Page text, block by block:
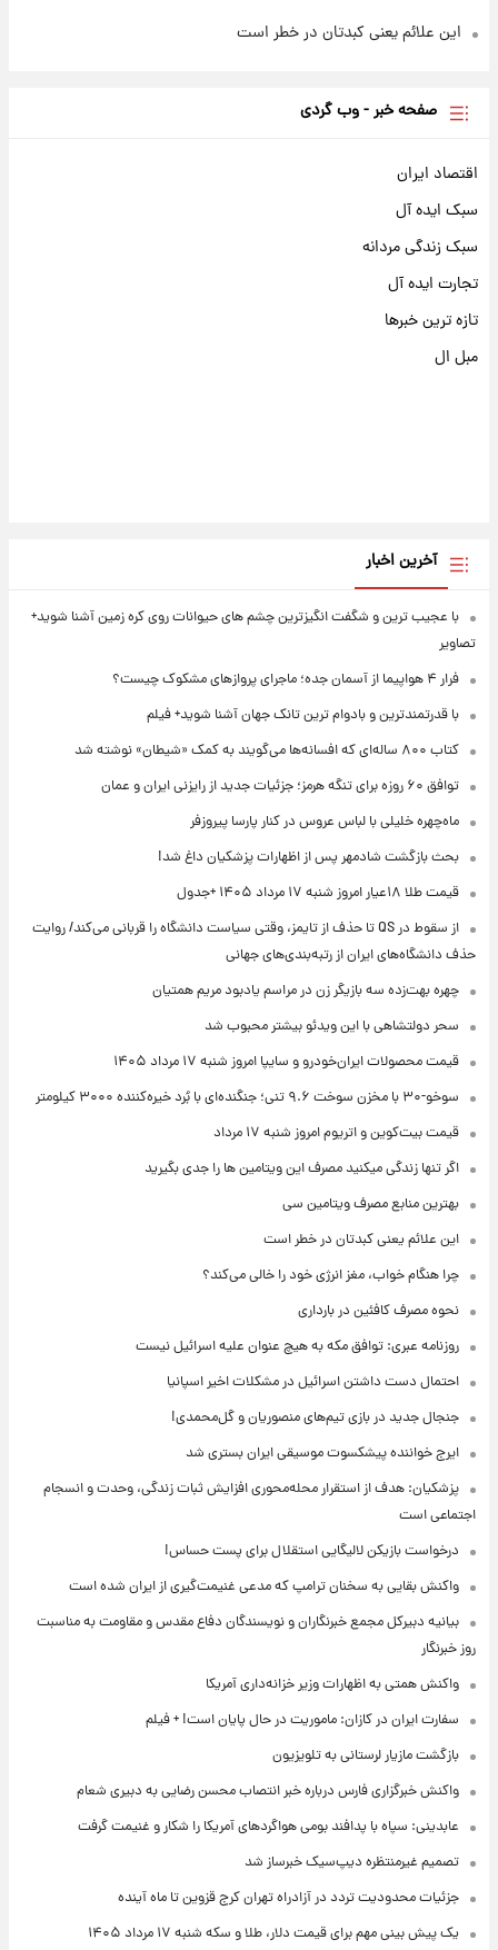
این علائم یعنی کبدتان در خطر است
صفحه خبر - وب گردی
اقتصاد ایران
سبک ایده آل
سبک زندگی مردانه
تجارت ایده آل
تازه ترین خبرها
مبل ال
آخرین اخبار
با عجیب ترین و شگفت انگیزترین چشم های حیوانات روی کره زمین آشنا شوید+
تصاویر
فرار ۴ هواپیما از آسمان جده؛ ماجرای پروازهای مشکوک چیست؟
با قدرتمندترین و بادوام ترین تانک جهان آشنا شوید+ فیلم
کتاب ۸۰۰ ساله‌ای که افسانه‌ها می‌گویند به کمک «شیطان» نوشته شد
توافق ۶۰ روزه برای تنگه هرمز؛ جزئیات جدید از رایزنی ایران و عمان
ماه‌چهره خلیلی با لباس عروس در کنار پارسا پیروزفر
بحث بازگشت شادمهر پس از اظهارات پزشکیان داغ شد!
قیمت طلا ۱۸عیار امروز شنبه ۱۷ مرداد ۱۴۰۵ +جدول
از سقوط در QS تا حذف از تایمز، وقتی سیاست دانشگاه را قربانی می‌کند/ روایت
حذف دانشگاه‌های ایران از رتبه‌بندی‌های جهانی
چهره بهت‌زده سه بازیگر زن در مراسم یادبود مریم همتیان
سحر دولتشاهی با این ویدئو بیشتر محبوب شد
قیمت محصولات ایران‌خودرو و سایپا امروز شنبه ۱۷ مرداد ۱۴۰۵
سوخو-۳۰ با مخزن سوخت ۹.۶ تنی؛ جنگنده‌ای با بُرد خیره‌کننده ۳۰۰۰ کیلومتر
قیمت بیت‌کوین و اتریوم امروز شنبه ۱۷ مرداد
اگر تنها زندگی میکنید مصرف این ویتامین ها را جدی بگیرید
بهترین منابع مصرف ویتامین سی
این علائم یعنی کبدتان در خطر است
چرا هنگام خواب، مغز انرژی خود را خالی می‌کند؟
نحوه مصرف کافئین در بارداری
روزنامه عبری: توافق مکه به هیچ عنوان علیه اسرائیل نیست
احتمال دست داشتن اسرائیل در مشکلات اخیر اسپانیا
جنجال جدید در بازی تیم‌های منصوریان و گل‌محمدی!
ایرج خواننده پیشکسوت موسیقی ایران بستری شد
پزشکیان: هدف از استقرار محله‌محوری افزایش ثبات زندگی، وحدت و انسجام
اجتماعی است
درخواست بازیکن لالیگایی استقلال برای پست حساس!
واکنش بقایی به سخنان ترامپ که مدعی غنیمت‌گیری از ایران شده است
بیانیه دبیرکل مجمع خبرنگاران و نویسندگان دفاع مقدس و مقاومت به مناسبت
روز خبرنگار
واکنش همتی به اظهارات وزیر خزانه‌داری آمریکا
سفارت ایران در کازان: ماموریت در حال پایان است! + فیلم
بازگشت مازیار لرستانی به تلویزیون
واکنش خبرگزاری فارس درباره خبر انتصاب محسن رضایی به دبیری شعام
عابدینی: سپاه با پدافند بومی هواگردهای آمریکا را شکار و غنیمت گرفت
تصمیم غیرمنتظره دیپ‌سیک خبرساز شد
جزئیات محدودیت تردد در آزادراه تهران کرج قزوین تا ماه آینده
یک پیش ‌بینی مهم برای قیمت دلار، طلا و سکه شنبه ۱۷ مرداد ۱۴۰۵